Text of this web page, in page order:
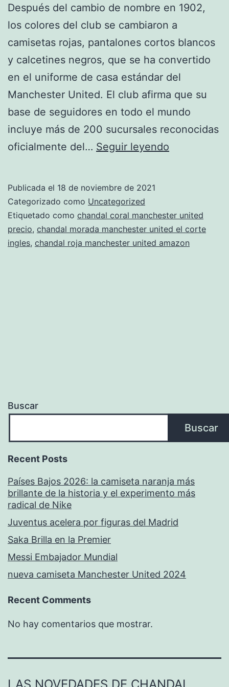
Después del cambio de nombre en 1902,
los colores del club se cambiaron a
camisetas rojas, pantalones cortos blancos
y calcetines negros, que se ha convertido
en el uniforme de casa estándar del
Manchester United. El club afirma que su
base de seguidores en todo el mundo
incluye más de 200 sucursales reconocidas
oficialmente del… Seguir leyendo
united
Publicada el 18 de noviembre de 2021
Categorizado como Uncategorized
Etiquetado como chandal coral manchester united
precio, chandal morada manchester united el corte
ingles, chandal roja manchester united amazon
Buscar
Buscar
Recent Posts
Países Bajos 2026: la camiseta naranja más
brillante de la historia y el experimento más
radical de Nike
Juventus acelera por figuras del Madrid
Saka Brilla en la Premier
Messi Embajador Mundial
nueva camiseta Manchester United 2024
Recent Comments
No hay comentarios que mostrar.